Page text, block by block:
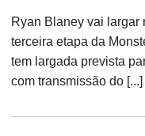
Ryan Blaney vai largar
terceira etapa da
tem largada prevista
com transmissão do [...]